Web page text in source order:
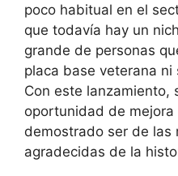
poco habitual en el
que todavía hay un
grande de personas
placa base veterana ni
Con este lanzamiento,
oportunidad de
demostrado ser de las
agradecidas de la